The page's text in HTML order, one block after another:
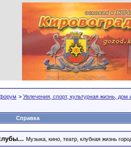
форум > Увлечения, спорт, культурная жизнь, дом
Справка
Музыка, кино, театр, клубная жизнь